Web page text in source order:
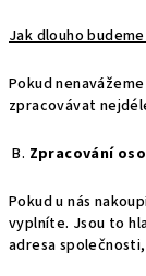
Jak dlouho
Pokud
zpracovávat
B. Zpracování
Pokud u nás
vyplníte. Jsou to
adresa